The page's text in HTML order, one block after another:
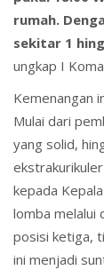
rumah.
sekitar 1
ungkap I
Kemenangan
Mulai dari
yang solid,
kepada
lomba melalui
posisi ketiga,
ini menjadi